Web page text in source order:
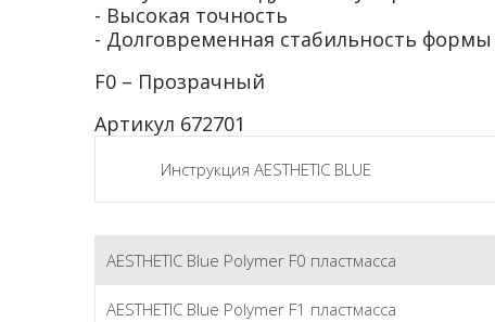
- Высокая точность
- Долговременная стабильность
F0 – Прозрачный
Артикул 672701
Инструкция AESTHETIC BLUE
AESTHETIC Blue Polymer F0 пластмасса
AESTHETIC Blue Polymer F1 пластмасса